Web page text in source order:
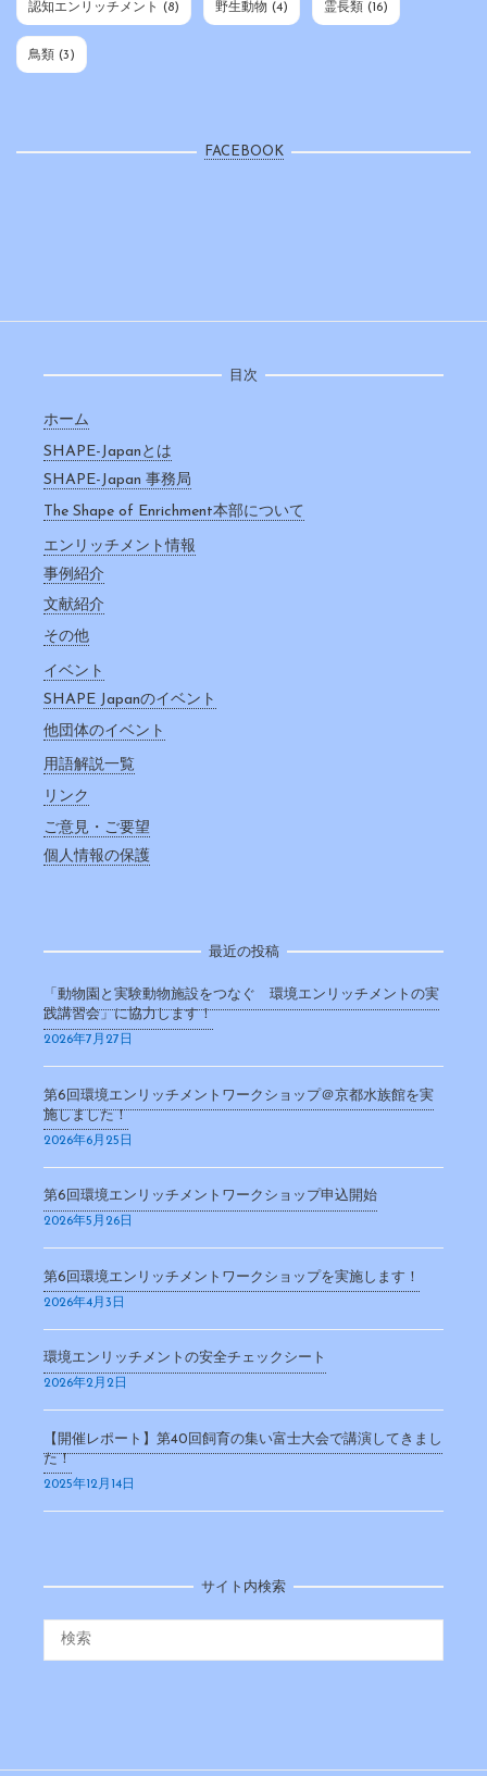
認知エンリッチメント (8) 野生動物 (4) 霊長類 (16)
鳥類 (3)
FACEBOOK
目次
ホーム
SHAPE-Japanとは
SHAPE-Japan 事務局
The Shape of Enrichment本部について
エンリッチメント情報
事例紹介
文献紹介
その他
イベント
SHAPE Japanのイベント
他団体のイベント
用語解説一覧
リンク
ご意見・ご要望
個人情報の保護
最近の投稿
「動物園と実験動物施設をつなぐ 環境エンリッチメントの実
践講習会」に協力します！
2026年7月27日
第6回環境エンリッチメントワークショップ＠京都水族館を実
施しました！
2026年6月25日
第6回環境エンリッチメントワークショップ申込開始
2026年5月26日
第6回環境エンリッチメントワークショップを実施します！
2026年4月3日
環境エンリッチメントの安全チェックシート
2026年2月2日
【開催レポート】第40回飼育の集い富士大会で講演してきまし
た！
2025年12月14日
サイト内検索